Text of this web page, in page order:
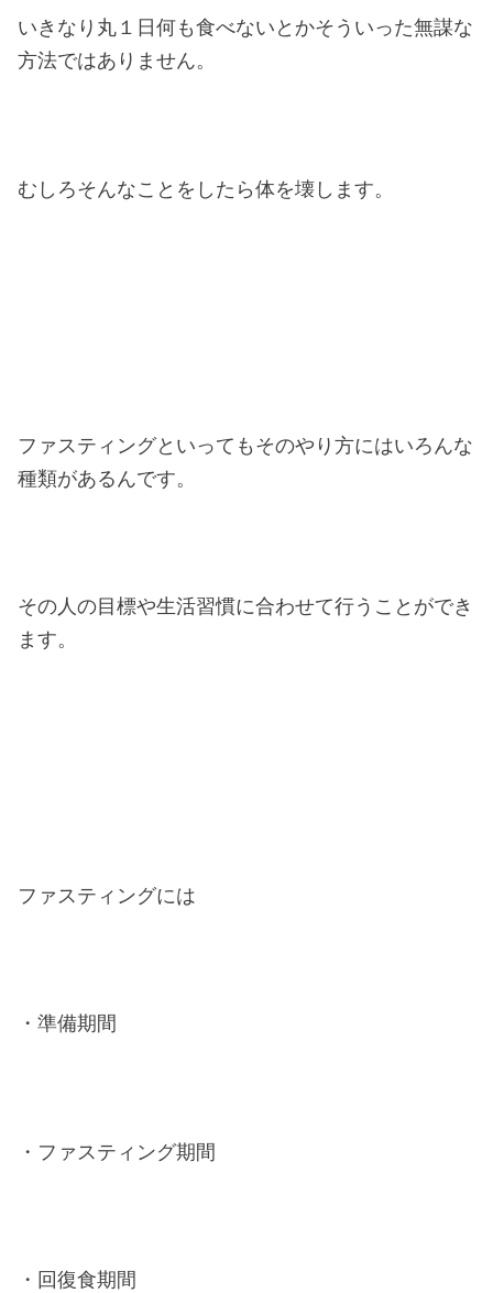
いきなり丸１日何も食べないとかそういった無謀な
方法ではありません。
むしろそんなことをしたら体を壊します。
ファスティングといってもそのやり方にはいろんな
種類があるんです。
その人の目標や生活習慣に合わせて行うことができ
ます。
ファスティングには
・準備期間
・ファスティング期間
・回復食期間